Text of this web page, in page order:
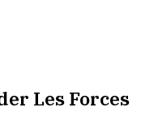
Les Forces